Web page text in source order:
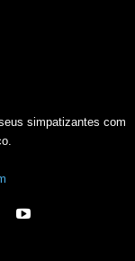
simpatizantes com